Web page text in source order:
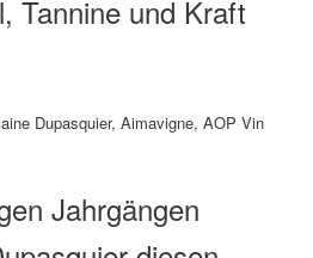
Tannine und Kraft
Dupasquier, Aimavigne, AOP Vin
Jahrgängen